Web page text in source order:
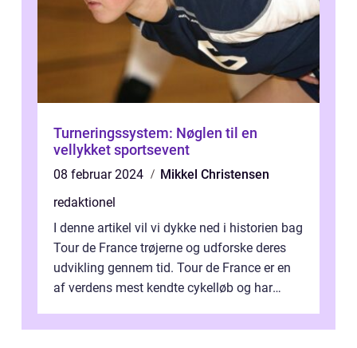
Turneringssystem: Nøglen til en
vellykket sportsevent
08 februar 2024
Mikkel Christensen
redaktionel
I denne artikel vil vi dykke ned i historien bag
Tour de France trøjerne og udforske deres
udvikling gennem tid. Tour de France er en
af verdens mest kendte cykelløb og har